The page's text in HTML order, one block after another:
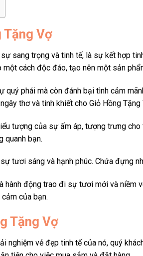
Tặng Vợ
sang trọng và tinh tế, là sự kết hợp
cách độc đáo, tạo nên một sản
quý phái mà còn đánh bại tình cảm
thơ và tinh khiết cho Giỏ Hồng Tặng
tượng của sự ấm áp, tượng trưng
quanh bạn.
tươi sáng và hạnh phúc. Chứa đựng
hành động trao đi sự tươi mới và
của bạn.
Tặng Vợ
nghiệm vẻ đẹp tinh tế của nó, quý